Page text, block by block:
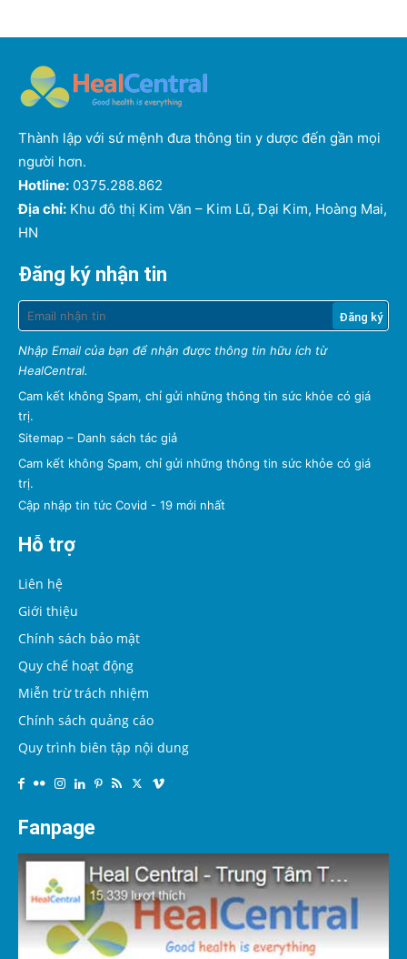
Thành lập với sứ mệnh đưa thông tin y dược đến gần mọi
người hơn.
Hotline: 0375.288.862
Địa chỉ: Khu đô thị Kim Văn – Kim Lũ, Đại Kim, Hoàng Mai,
HN
Đăng ký nhận tin
Nhập Email của bạn để nhận được thông tin hữu ích từ
HealCentral.
Cam kết không Spam, chỉ gửi những thông tin sức khỏe có giá
trị.
Sitemap – Danh sách tác giả
Cam kết không Spam, chỉ gửi những thông tin sức khỏe có giá
trị.
Cập nhập tin tức Covid - 19 mới nhất
Hỗ trợ
Liên hệ
Giới thiệu
Chính sách bảo mật
Quy chế hoạt động
Miễn trừ trách nhiệm
Chính sách quảng cáo
Quy trình biên tập nội dung
Fanpage